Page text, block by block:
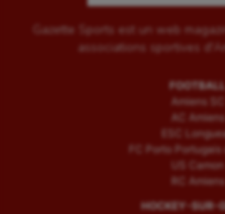
Gazette Sports est un web
associations sportives
FOOTBALL
Amiens SC
AC Amiens
ESC
FC Porto Portugais
US Camon
RC Amiens
HOCKEY-SUR-